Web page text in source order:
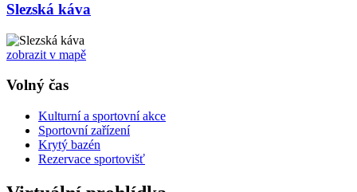
Slezská káva
zobrazit v mapě
Volný čas
Kulturní a sportovní akce
Sportovní zařízení
Krytý bazén
Rezervace sportovišť